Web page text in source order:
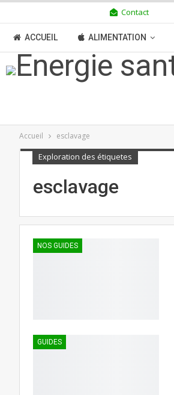
Contact
ACCUEIL ALIMENTATION
TRANSITION BOUTIQUE
Accueil esclavage
Exploration des étiquetes
esclavage
NOS GUIDES
GUIDES